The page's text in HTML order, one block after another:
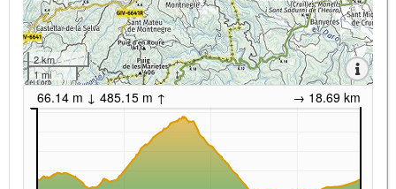
2 km
1 mi
66.14 m ↓ 485.15 m ↑ → 18.69 km